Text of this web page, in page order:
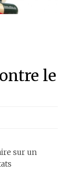
le
sur un